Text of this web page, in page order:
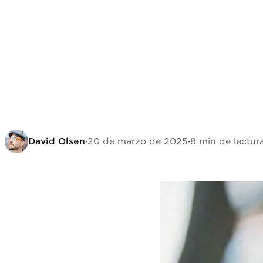
David Olsen·20 de marzo de 2025·8 min de